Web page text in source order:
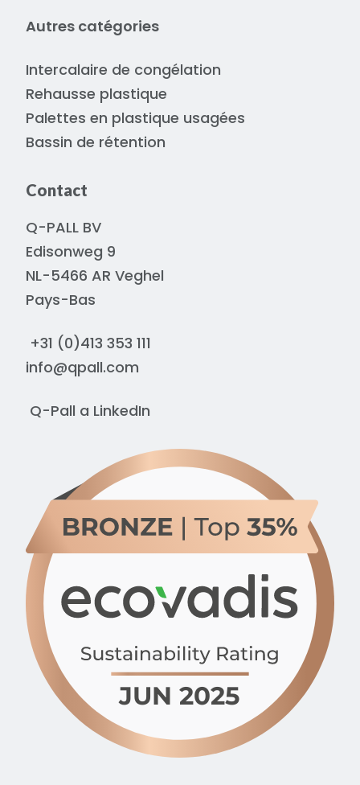
Autres catégories
Intercalaire de congélation
Rehausse plastique
Palettes en plastique usagées
Bassin de rétention
Contact
Q-PALL BV
Edisonweg 9
NL-5466 AR Veghel
Pays-Bas
+31 (0)413 353 111
info@qpall.com
Q-Pall a LinkedIn